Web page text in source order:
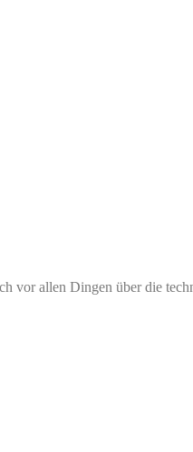
allen Dingen über die